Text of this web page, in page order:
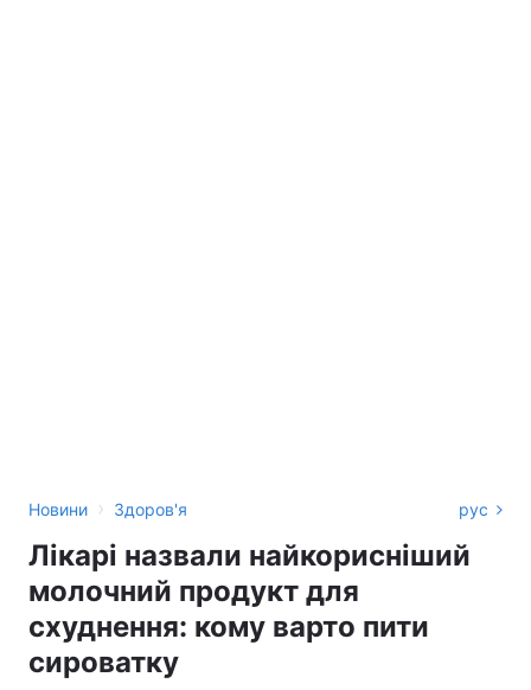
Новини › Здоров'я рус
Лікарі назвали найкорисніший
молочний продукт для
схуднення: кому варто пити
сироватку